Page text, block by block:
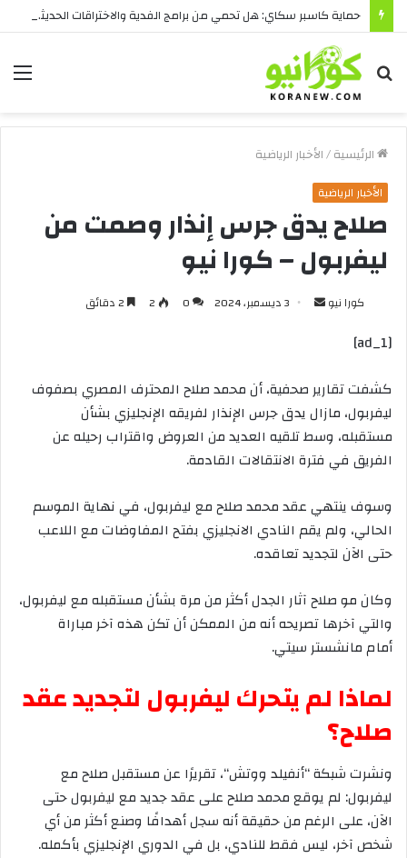
حماية كاسبر سكاي: هل تحمي من برامج الفدية والاختراقات الحديثة؟
بحث
عن
الرئيسية/الأخبار الرياضية
الأخبار الرياضية
صلاح يدق جرس إنذار وصمت من
ليفربول – كورا نيو
كورا نيو
أرسل 3 ديسمبر، 2024 0
2
[ad_1]
كشفتتقاريرصحفية،أنمحمدصلاح المحترف المصريبصفوف
ليفربول، مازاليدقجرس الإنذار لفريقه الإنجليزيبشأن
مستقبله، وسطتلقيه العديدمن العروض واقتراب رحيلهعن
الفريق في فترة الانتقالات القادمة.
وسوفينتهيعقدمحمدصلاحمع ليفربول، فينهاية الموسم
الحالي، ولميقم النادي الانجليزيبفتح المفاوضاتمع اللاعب
حتى الآن لتجديدتعاقده.
وكانموصلاحآثار الجدلأكثرمنمرةبشأنمستقبلهمع ليفربول،
والتيآخرهاتصريحهأنهمن الممكنأنتكنهذهآخرمباراة
أماممانشسترسيتي.
لماذا لميتحركليفربول لتجديدعقد
صلاح؟
ونشرتشبكة“أنفيلد ووتش“،تقريرًا عنمستقبلصلاحمع
ليفربول: لميوقعمحمدصلاحعلىعقدجديدمع ليفربولحتى
الآن، على الرغممنحقيقةأنهسجلأهدافًا وصنعأكثرمنأي
شخصآخر، ليس فقط للنادي، بل في الدوري الإنجليزيبأكمله.